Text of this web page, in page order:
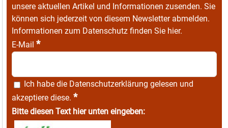
unsere aktuellen Artikel und Informationen zusenden. Sie
können sich jederzeit von diesem Newsletter abmelden.
Informationen zum Datenschutz finden Sie hier.
E-Mail *
Ich habe die Datenschutzerklärung gelesen und
akzeptiere diese. *
Bitte diesen Text hier unten eingeben: